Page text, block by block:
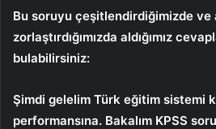
Bu soruyu çeşitlendirdiğimizde
zorlaştırdığımızda aldığımız
bulabilirsiniz:
Şimdi gelelim Türk eğitim sistemi
performansına. Bakalım KPSS